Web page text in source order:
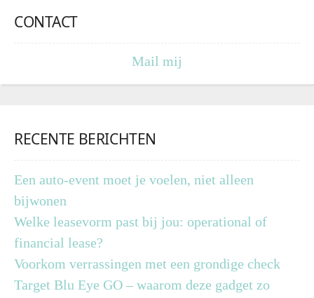
CONTACT
Mail mij
RECENTE BERICHTEN
Een auto-event moet je voelen, niet alleen
bijwonen
Welke leasevorm past bij jou: operational of
financial lease?
Voorkom verrassingen met een grondige check
Target Blu Eye GO – waarom deze gadget zo